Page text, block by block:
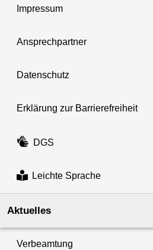
Impressum
Ansprechpartner
Datenschutz
Erklärung zur Barrierefreiheit
DGS
Leichte Sprache
Aktuelles
Verbeamtung